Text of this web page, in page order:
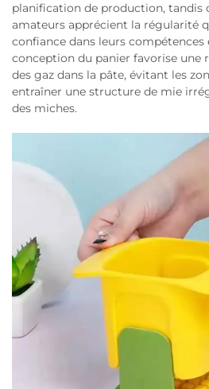
planification de production, tandis
amateurs apprécient la régularité
confiance dans leurs compétences
conception du panier favorise une
des gaz dans la pâte, évitant les
entraîner une structure de mie
des miches.